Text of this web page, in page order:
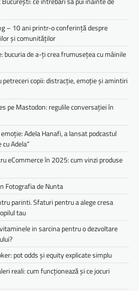
– 10 ani printr-o conferință despre
și comunităților
bucuria de a-ți crea frumusețea cu mâinile
copii: distracție, emoție și amintiri
pe Mastodon: regulile conversației în
Adela Hanafi, a lansat podcastul
Adela”
eCommerce în 2025: cum vinzi produse
Fotografia de Nunta
parinti. Sfaturi pentru a alege cresa
tau
in sarcina pentru o dezvoltare
pot odds și equity explicate simplu
reali: cum funcționează și ce jocuri